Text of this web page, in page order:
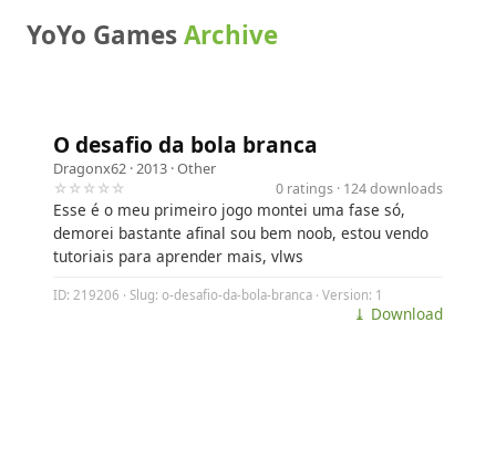
YoYo GamesArchive
O desafio da bola branca
Dragonx62 · 2013 ·Other
☆☆☆☆☆
0 ratings · 124 downloads
Esse é o meu primeiro jogo montei uma fase só,
demorei bastante afinal sou bem noob, estou vendo
tutoriais para aprender mais, vlws
ID: 219206 · Slug: o-desafio-da-bola-branca · Version: 1
⤓ Download